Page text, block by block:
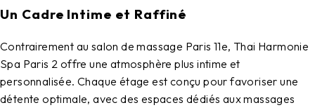
Un Cadre Intime et Raffiné
Contrairement au salon de massage Paris 11e, Thai Harmonie
Spa Paris 2 offre une atmosphère plus intime et
personnalisée. Chaque étage est conçu pour favoriser une
détente optimale, avec des espaces dédiés aux massages